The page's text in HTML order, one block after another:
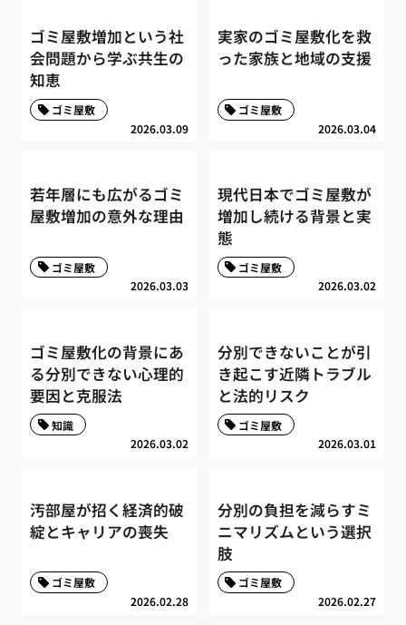
ゴミ屋敷増加という社
会問題から学ぶ共生の
知恵
2026.03.09
ゴミ屋敷
実家のゴミ屋敷化を救
った家族と地域の支援
2026.03.04
ゴミ屋敷
若年層にも広がるゴミ
屋敷増加の意外な理由
2026.03.03
ゴミ屋敷
現代日本でゴミ屋敷が
増加し続ける背景と実
態
2026.03.02
ゴミ屋敷
ゴミ屋敷化の背景にあ
る分別できない心理的
要因と克服法
2026.03.02
知識
分別できないことが引
き起こす近隣トラブル
と法的リスク
2026.03.01
ゴミ屋敷
汚部屋が招く経済的破
綻とキャリアの喪失
2026.02.28
ゴミ屋敷
分別の負担を減らすミ
ニマリズムという選択
肢
2026.02.27
ゴミ屋敷